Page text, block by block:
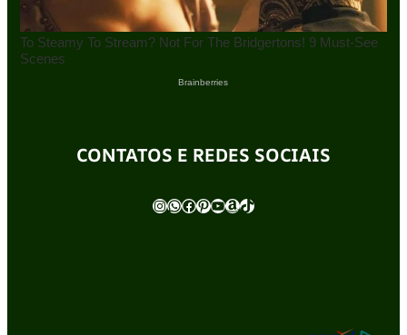
CONTATOS E REDES SOCIAIS
InstagramWhatsApp Facebook Pinterest Youtube Amazon TikTok